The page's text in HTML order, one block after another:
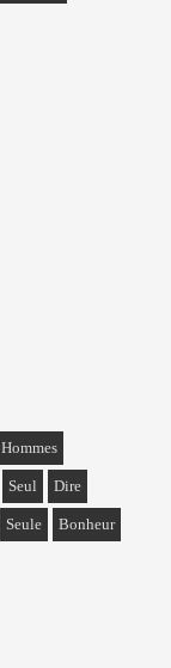
Hommes
Seul Dire
Seule Bonheur